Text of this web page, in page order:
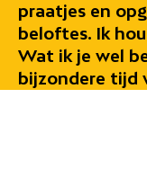
praatjes en
beloftes. Ik
Wat ik je wel
bijzondere tijd